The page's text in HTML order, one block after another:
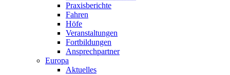
Praxisberichte
Fahren
Höfe
Veranstaltungen
Fortbildungen
Ansprechpartner
Europa
Aktuelles